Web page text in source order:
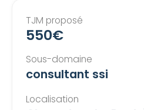
TJM proposé
550€
Sous-domaine
consultant ssi
Localisation